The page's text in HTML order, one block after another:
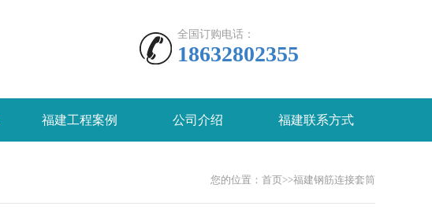
全国订购电话：
18632802355
福建工程案例 公司介绍 福建联系方式
您的位置： 首页>>福建钢筋连接套筒